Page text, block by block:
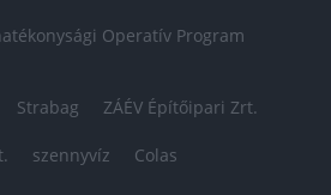
Operatív Program
Strabag ZÁÉV Építőipari Zrt.
szennyvíz Colas